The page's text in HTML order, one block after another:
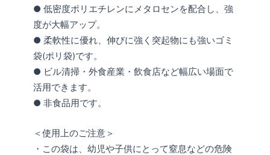
● 低密度ポリエチレンにメタロセンを配合し、強
度が大幅アップ。
● 柔軟性に優れ、伸びに強く突起物にも強いゴミ
袋(ポリ袋)です。
● ビル清掃・外食産業・飲食店など幅広い場面で
活用できます。
● 非食品用です。
＜使用上のご注意＞
・この袋は、幼児や子供にとって窒息などの危険